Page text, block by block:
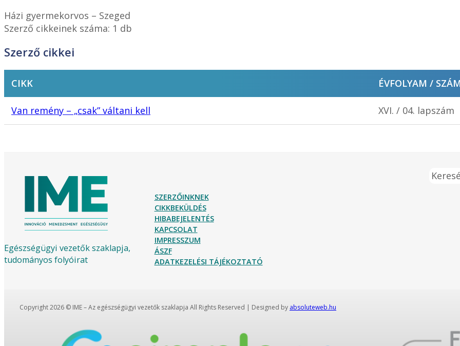
Házi gyermekorvos – Szeged
Szerző cikkeinek száma: 1 db
Szerző cikkei
CIKK ÉVFOLYAM /
Van remény – „csak” váltani kell XVI. / 04. lapszám
Egészségügyi vezetők szaklapja,
tudományos folyóirat
Keresés
SZERZŐINKNEK
CIKKBEKÜLDÉS
HIBABEJELENTÉS
KAPCSOLAT
IMPRESSZUM
ÁSZF
ADATKEZELÉSI TÁJÉKOZTATÓ
Copyright 2026 © IME – Az egészségügyi vezetők szaklapja All Rights Reserved | Designed by absoluteweb.hu